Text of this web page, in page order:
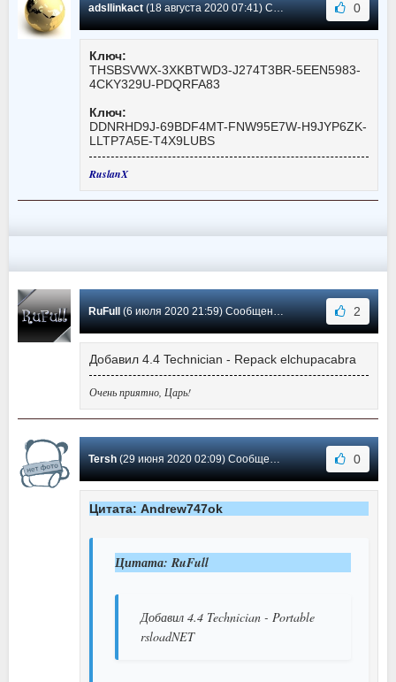
adsllinkact(18 августа 2020 07:41) Сообщение #123 0
Ключ:
THSBSVWX-3XKBTWD3-J274T3BR-5EEN5983-
4CKY329U-PDQRFA83
Ключ:
DDNRHD9J-69BDF4MT-FNW95E7W-H9JYP6ZK-
LLTP7A5E-T4X9LUBS
RuslanX
RuFull (6 июля 2020 21:59) Сообщение #122 2
Добавил 4.4 Technician - Repack elchupacabra
Очень приятно, Царь!
Tersh(29 июня 2020 02:09) Сообщение #121 0
Цитата: Andrew747ok
Цитата: RuFull
Добавил 4.4 Technician - Portable
rsloadNET